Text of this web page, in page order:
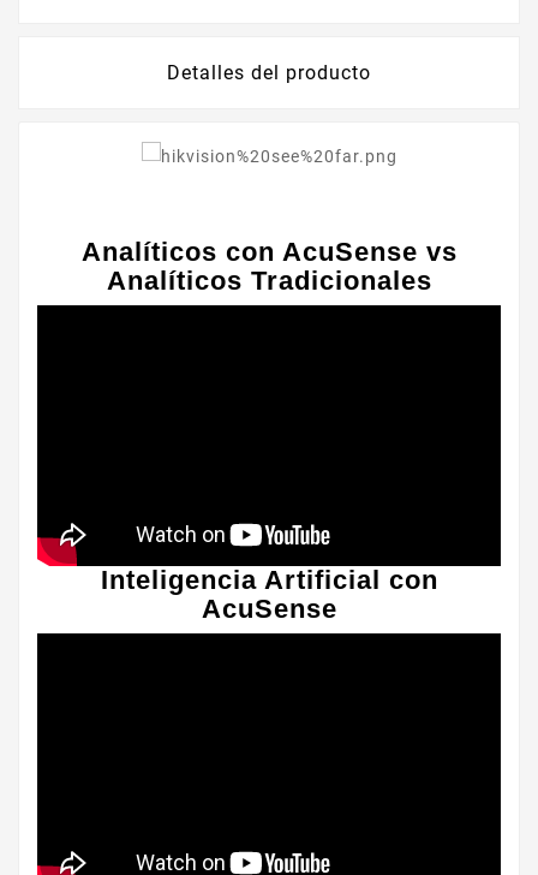
Detalles del producto
Analíticos con AcuSense vs
Analíticos Tradicionales
Inteligencia Artificial con
AcuSense